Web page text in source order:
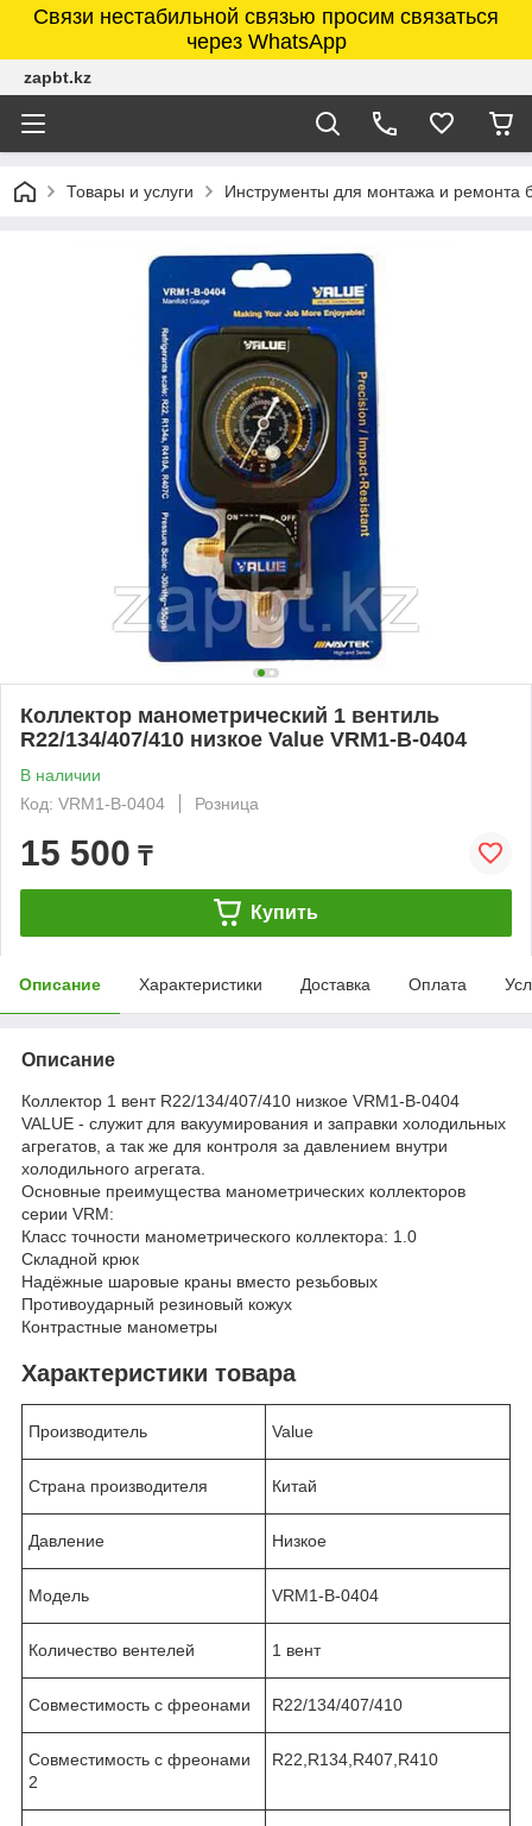
Связи нестабильной связью просим связаться
через WhatsApp
zapbt.kz
Товары и услуги Инструменты для монтажа и ремонта
Коллектор манометрический 1 вентиль
R22/134/407/410 низкое Value VRM1-B-0404
В наличии
Код: VRM1-B-0404
Розница
15 500 ₸
Купить
Описание Характеристики Доставка Оплата
Описание
Коллектор 1 вент R22/134/407/410 низкое VRM1-B-0404
VALUE - служит для вакуумирования и заправки холодильных
агрегатов, а так же для контроля за давлением внутри
холодильного агрегата.
Основные преимущества манометрических коллекторов
серии VRM:
Класс точности манометрического коллектора: 1.0
Складной крюк
Надёжные шаровые краны вместо резьбовых
Противоударный резиновый кожух
Контрастные манометры
Характеристики товара
Производитель Value
Страна производителя Китай
Давление Низкое
Модель VRM1-B-0404
Количество вентелей 1 вент
Совместимость с фреонами R22/134/407/410
Совместимость с фреонами
2
R22,R134,R407,R410